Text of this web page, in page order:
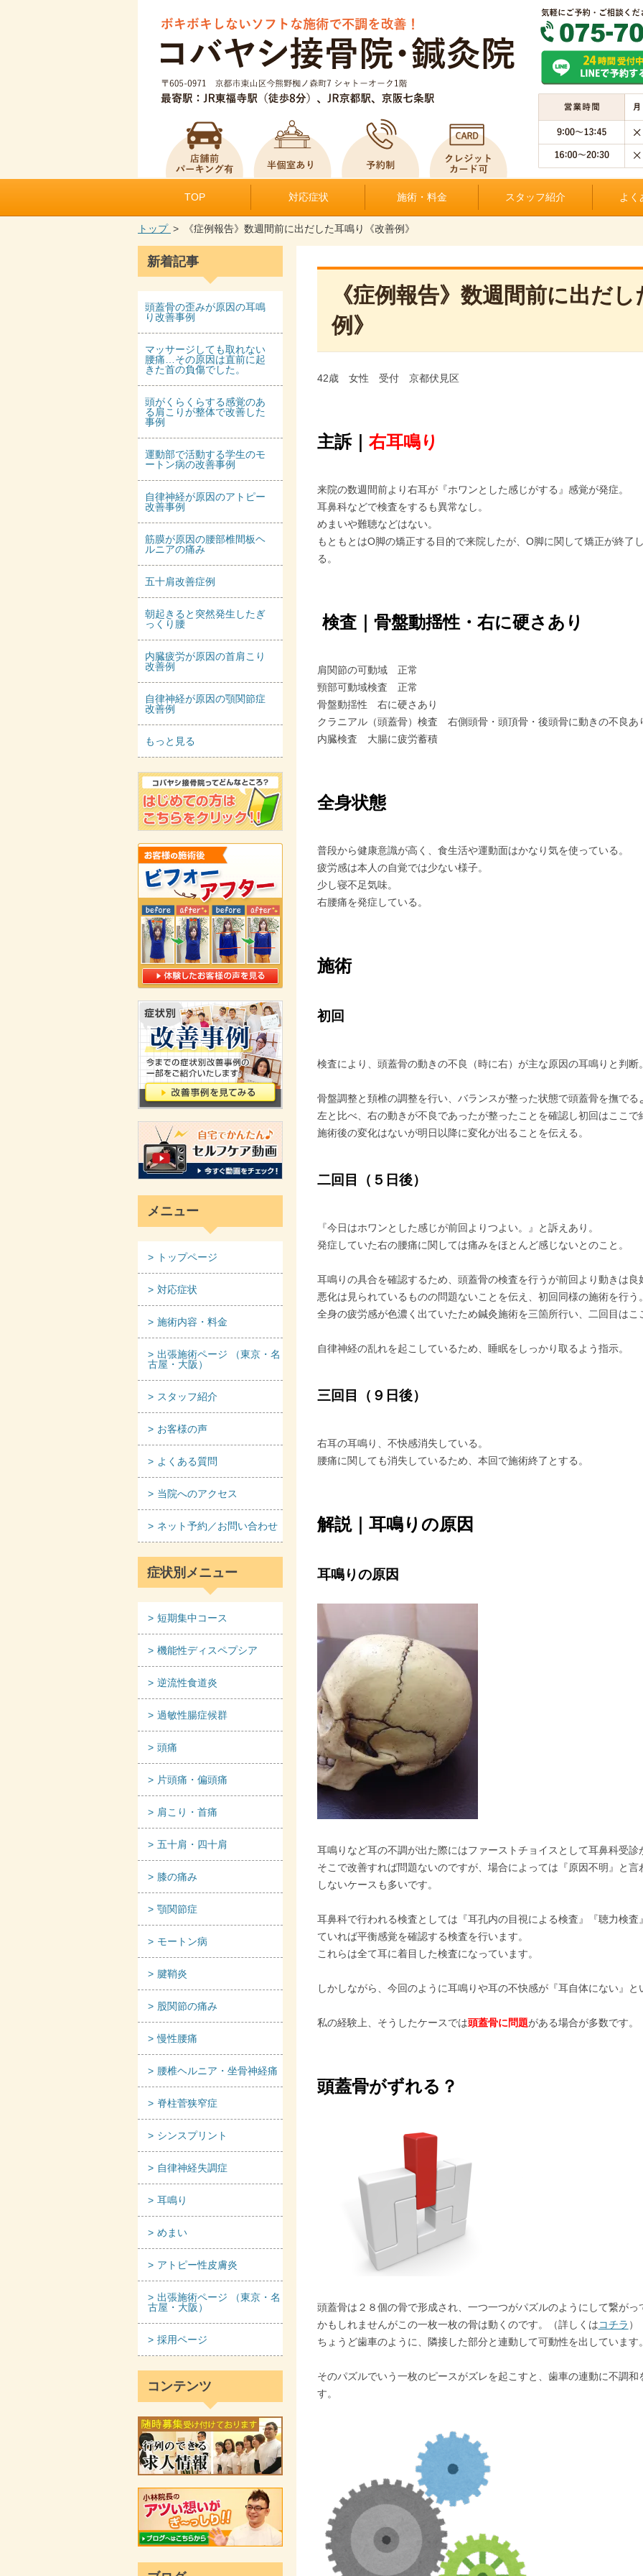
TOP 対応症状 施術・料金 スタッフ紹介 よく
トップ 《症例報告》数週間前に出だした耳鳴り《改善例》
《症例報告》数週間前に出だ
例》
42歳 女性 受付 京都伏見区
主訴｜ 右耳鳴り
来院の数週間前より右耳が『ホワンとした感じがする』感覚が発症。
耳鼻科などで検査をするも異常なし。
めまいや難聴などはない。
もともとはO脚の矯正する目的で来院したが、O脚に関して矯正が終了
る。
検査｜骨盤動揺性・右に硬さあり
肩関節の可動域 正常
頸部可動域検査 正常
骨盤動揺性 右に硬さあり
クラニアル（頭蓋骨）検査 右側頭骨・頭頂骨・後頭骨に動きの不良あ
内臓検査 大腸に疲労蓄積
全身状態
普段から健康意識が高く、食生活や運動面はかなり気を使っている。
疲労感は本人の自覚では少ない様子。
少し寝不足気味。
右腰痛を発症している。
施術
初回
検査により、頭蓋骨の動きの不良（時に右）が主な原因の耳鳴りと判断
骨盤調整と頚椎の調整を行い、バランスが整った状態で頭蓋骨を撫でる
左と比べ、右の動きが不良であったが整ったことを確認し初回はここで
施術後の変化はないが明日以降に変化が出ることを伝える。
二回目（５日後）
『今日はホワンとした感じが前回よりつよい。』と訴えあり。
発症していた右の腰痛に関しては痛みをほとんど感じないとのこと。
耳鳴りの具合を確認するため、頭蓋骨の検査を行うが前回より動きは
悪化は見られているものの問題ないことを伝え、初回同様の施術を行う
全身の疲労感が色濃く出ていたため鍼灸施術を三箇所行い、二回目はこ
自律神経の乱れを起こしているため、睡眠をしっかり取るよう指示。
三回目（９日後）
右耳の耳鳴り、不快感消失している。
腰痛に関しても消失しているため、本回で施術終了とする。
解説｜耳鳴りの原因
耳鳴りの原因
耳鳴りなど耳の不調が出た際にはファーストチョイスとして耳鼻科受診
そこで改善すれば問題ないのですが、場合によっては『原因不明』と
しないケースも多いです。
耳鼻科で行われる検査としては『耳孔内の目視による検査』『聴力検
ていれば平衡感覚を確認する検査を行います。
これらは全て耳に着目した検査になっています。
しかしながら、今回のように耳鳴りや耳の不快感が『耳自体にない』
私の経験上、そうしたケースでは頭蓋骨に問題がある場合が多数です。
頭蓋骨がずれる？
頭蓋骨は２８個の骨で形成され、一つ一つがパズルのようにして繋が
かもしれませんがこの一枚一枚の骨は動くのです。（詳しくはコチラ ）
ちょうど歯車のように、隣接した部分と連動して可動性を出しています
そのパズルでいう一枚のピースがズレを起こすと、歯車の連動に不調
す。
新着記事
頭蓋骨の歪みが原因の耳鳴
り改善事例
マッサージしても取れない
腰痛…その原因は直前に起
きた首の負傷でした。
頭がくらくらする感覚のあ
る肩こりが整体で改善した
事例
運動部で活動する学生のモ
ートン病の改善事例
自律神経が原因のアトピー
改善事例
筋膜が原因の腰部椎間板ヘ
ルニアの痛み
五十肩改善症例
朝起きると突然発生したぎ
っくり腰
内臓疲労が原因の首肩こり
改善例
自律神経が原因の顎関節症
改善例
もっと見る
メニュー
トップページ
対応症状
施術内容・料金
出張施術ページ （東京・名
古屋・大阪）
スタッフ紹介
お客様の声
よくある質問
当院へのアクセス
ネット予約／お問い合わせ
症状別メニュー
短期集中コース
機能性ディスペプシア
逆流性食道炎
過敏性腸症候群
頭痛
片頭痛・偏頭痛
肩こり・首痛
五十肩・四十肩
膝の痛み
顎関節症
モートン病
腱鞘炎
股関節の痛み
慢性腰痛
腰椎ヘルニア・坐骨神経痛
脊柱菅狭窄症
シンスプリント
自律神経失調症
耳鳴り
めまい
アトピー性皮膚炎
出張施術ページ （東京・名
古屋・大阪）
採用ページ
コンテンツ